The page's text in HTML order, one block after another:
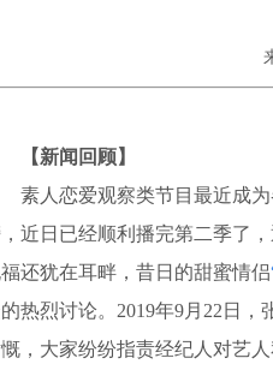
【新闻回顾】
恋爱观察类节目最近成为各
近日已经顺利播完第二季了
还犹在耳畔，昔日的甜蜜情侣
热烈讨论。2019年9月22日
，大家纷纷指责经纪人对艺